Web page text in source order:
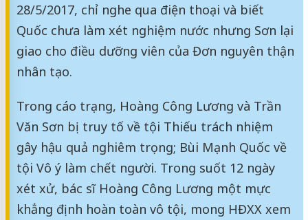
28/5/2017, chỉ nghe qua điện thoại và biết
Quốc chưa làm xét nghiệm nước nhưng Sơn lại
giao cho điều dưỡng viên của Đơn nguyên thận
nhân tạo.
Trong cáo trạng, Hoàng Công Lương và Trần
Văn Sơn bị truy tố về tội Thiếu trách nhiệm
gây hậu quả nghiêm trọng; Bùi Mạnh Quốc về
tội Vô ý làm chết người. Trong suốt 12 ngày
xét xử, bác sĩ Hoàng Công Lương một mực
khẳng định hoàn toàn vô tội, mong HĐXX xem